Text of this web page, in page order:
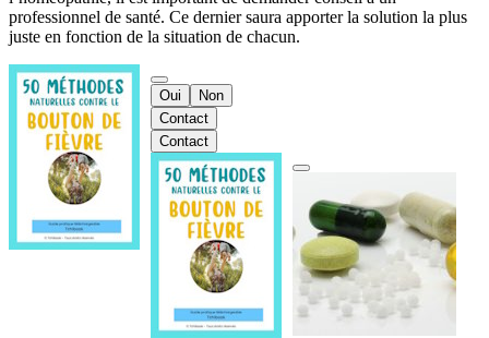
professionnel de santé. Ce dernier saura apporter la solution la plus
juste en fonction de la situation de chacun.
Oui
Non
Contact
Contact